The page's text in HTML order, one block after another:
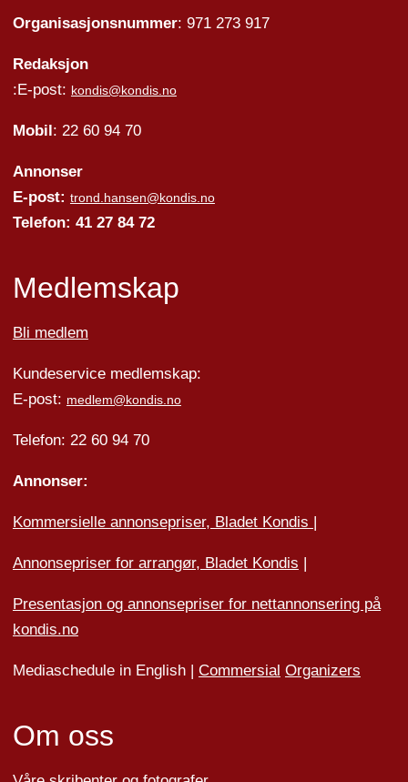
Organisasjonsnummer: 971 273 917
Redaksjon
:E-post: kondis@kondis.no
Mobil: 22 60 94 70
Annonser
E-post: trond.hansen@kondis.no
Telefon: 41 27 84 72
Medlemskap
Bli medlem
Kundeservice medlemskap:
E-post: medlem@kondis.no
Telefon: 22 60 94 70
Annonser:
Kommersielle annonsepriser, Bladet Kondis |
Annonsepriser for arrangør, Bladet Kondis |
Presentasjon og annonsepriser for nettannonsering på
kondis.no
Mediaschedule in English | Commersial Organizers
Om oss